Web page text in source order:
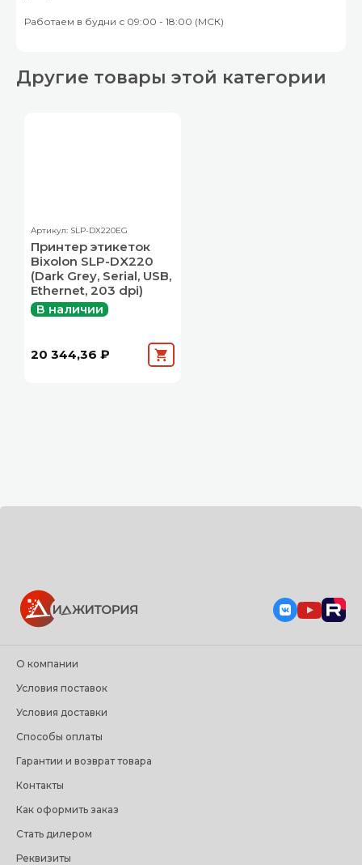
Работаем в будни с 09:00 - 18:00 (МСК)
Другие товары этой категории
Артикул: SLP-DX220EG
Принтер этикеток
Bixolon SLP-DX220
(Dark Grey, Serial, USB,
Ethernet, 203 dpi)
В наличии
20 344,36 ₽
О компании
Условия поставок
Условия доставки
Способы оплаты
Гарантии и возврат товара
Контакты
Как оформить заказ
Стать дилером
Реквизиты